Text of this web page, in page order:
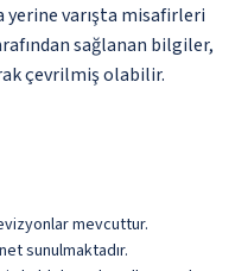
yerine varışta misafirleri
sağlanan bilgiler,
çevrilmiş olabilir.
mevcuttur.
sunulmaktadır.